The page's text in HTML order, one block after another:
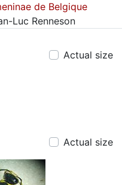
de Belgique
Luc Renneson
Actual size
Actual size